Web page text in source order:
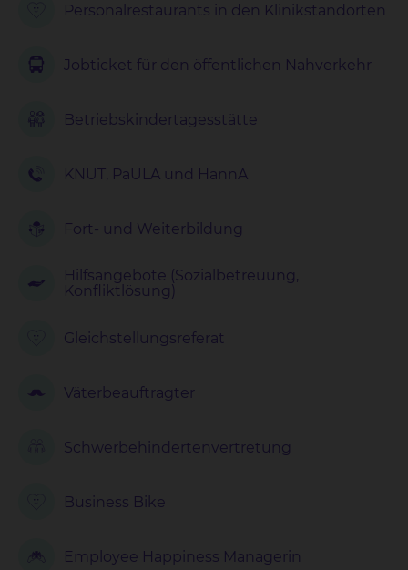
Personalrestaurants in den Klinikstandorten
Jobticket für den öffentlichen Nahverkehr
Betriebskindertagesstätte
KNUT, PaULA und HannA
Fort- und Weiterbildung
Hilfsangebote (Sozialbetreuung,
Konfliktlösung)
Gleichstellungsreferat
Väterbeauftragter
Schwerbehindertenvertretung
Business Bike
Employee Happiness Managerin